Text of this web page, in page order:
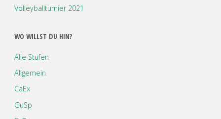
Volleyballturnier 2021
WO WILLST DU HIN?
Alle Stufen
Allgemein
CaEx
GuSp